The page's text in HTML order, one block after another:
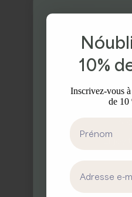
%
Enjoy
First Name
10%
Inscrivez-vous
de 10
First Name
Email address